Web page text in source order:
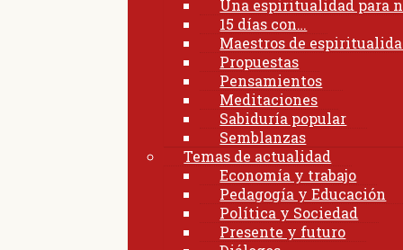
Una espiritualidad para
15 días con…
Maestros de
Propuestas
Pensamientos
Meditaciones
Sabiduría popular
Semblanzas
Temas de actualidad
Economía y trabajo
Pedagogía y Educación
Política y Sociedad
Presente y futuro